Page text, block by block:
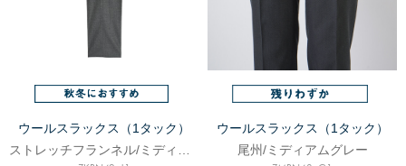
ウールスラックス（1タック）
ウールスラックス（1タック）
尾州/ミディアムグレー